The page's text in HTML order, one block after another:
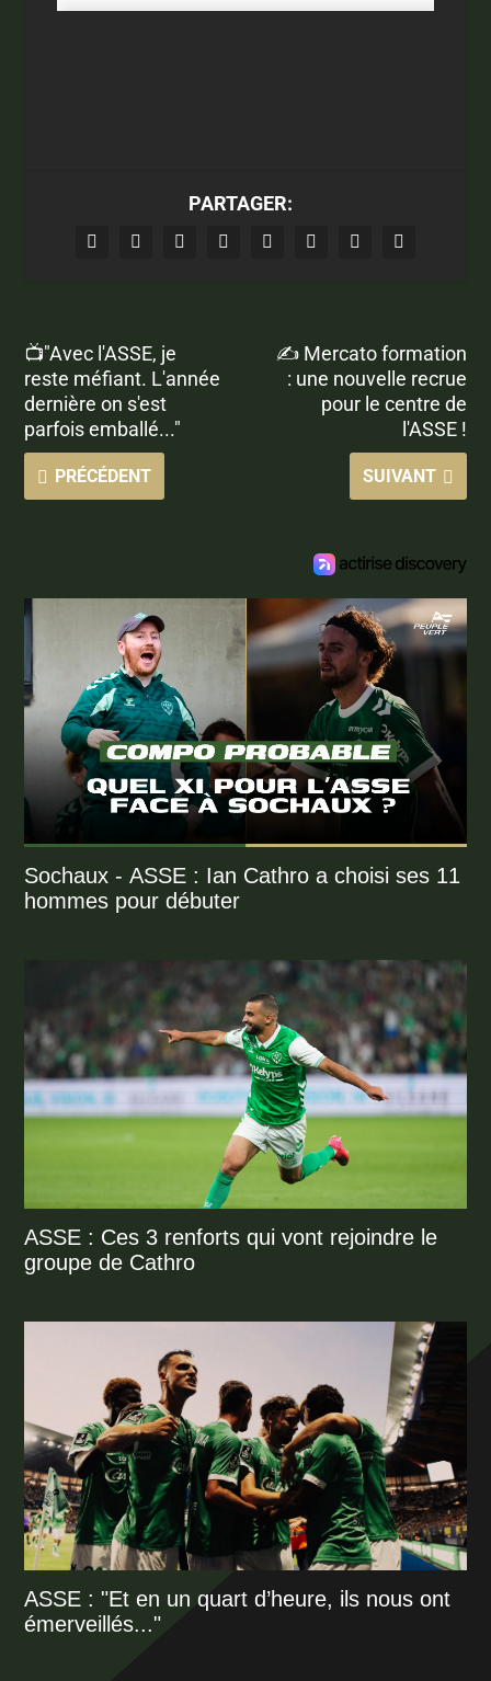
PARTAGER:
📺"Avec l'ASSE, je
reste méfiant. L'année
dernière on s'est
parfois emballé..."
PRÉCÉDENT
✍️ Mercato formation
: une nouvelle recrue
pour le centre de
l'ASSE !
SUIVANT
Sochaux - ASSE : Ian Cathro a choisi ses 11
hommes pour débuter
ASSE : Ces 3 renforts qui vont rejoindre le
groupe de Cathro
ASSE : "Et en un quart d’heure, ils nous ont
émerveillés..."